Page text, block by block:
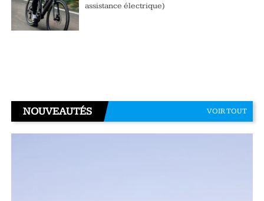
assistance électrique)
NOUVEAUTÉS VOIR TOUT